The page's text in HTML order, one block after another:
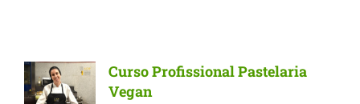
Curso Profissional Pastelaria
Vegan